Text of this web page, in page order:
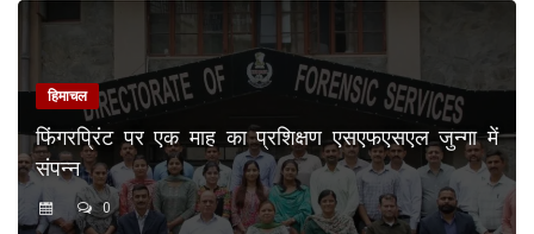
हिमाचल
फिंगरप्रिंट पर एक माह का प्रशिक्षण एसएफएसएल जुन्गा में
संपन्न
0